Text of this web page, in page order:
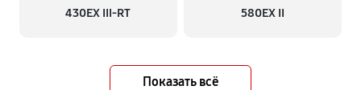
430EX III-RT 580EX II
Показать всё